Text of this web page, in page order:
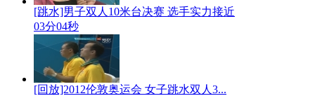
[跳水]男子双人10米台决赛 选手实力接近
03分04秒
[回放]2012伦敦奥运会 女子跳水双人3...